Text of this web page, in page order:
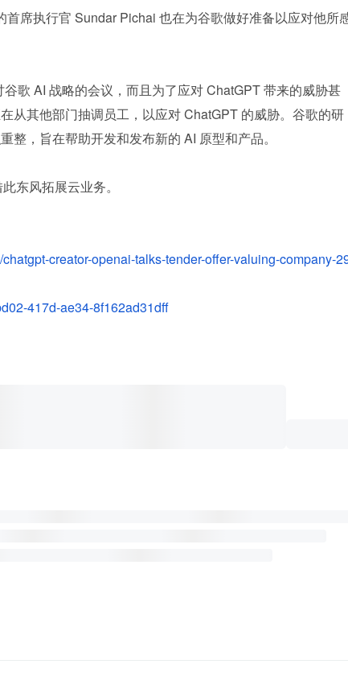
首席执行官 Sundar Pichai 也在为谷歌做好准备以应对他所
歌 AI 战略的会议，而且为了应对 ChatGPT 带来的威胁甚
从其他部门抽调员工，以应对 ChatGPT 的威胁。谷歌的研
整，旨在帮助开发和发布新的 AI 原型和产品。
东风拓展云业务。
creator-openai-talks-tender-offer-valuing-company-
417d-ae34-8f162ad31dff